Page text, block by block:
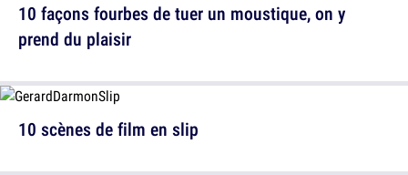
10 façons fourbes de tuer un moustique, on y
prend du plaisir
10 scènes de film en slip